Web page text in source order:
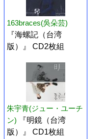
163braces(吳朵芸)
『海螺記（台湾
版）』 CD2枚組
朱宇青(ジュー・ユーチ
ン)
『明鏡（台湾
版）』 CD1枚組